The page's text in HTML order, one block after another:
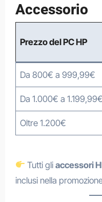
Accessorio
Prezzo del PC HP
Da 800€ a 999,99€
Da 1.000€ a 1.199,99€
Oltre 1.200€
Tutti gliaccessori
inclusi nella